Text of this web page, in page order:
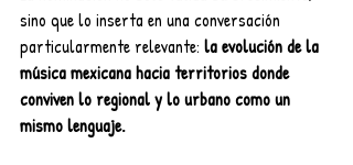
sino que lo inserta en una conversación
particularmente relevante: la evolución de la
música mexicana hacia territorios donde
conviven lo regional y lo urbano como un
mismo lenguaje.